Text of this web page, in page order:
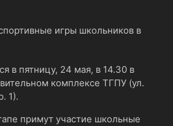
в пятницу, 24 мая, в 14.30 в
комплексе ТГПУ (ул.
1).
примут участие школьные